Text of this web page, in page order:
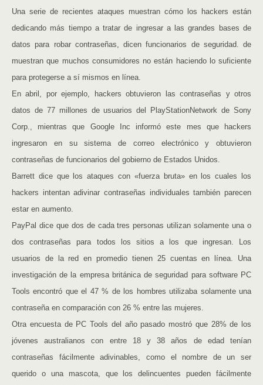
Una serie de recientes ataques muestran cómo los hackers están
dedicando más tiempo a tratar de ingresar a las grandes bases de
datos para robar contraseñas, dicen funcionarios de seguridad. de
muestran que muchos consumidores no están haciendo lo suficiente
para protegerse a sí mismos en línea.
En abril, por ejemplo, hackers obtuvieron las contraseñas y otros
datos de 77 millones de usuarios del PlayStationNetwork de Sony
Corp., mientras que Google Inc informó este mes que hackers
ingresaron en su sistema de correo electrónico y obtuvieron
contraseñas de funcionarios del gobierno de Estados Unidos.
Barrett dice que los ataques con «fuerza bruta» en los cuales los
hackers intentan adivinar contraseñas individuales también parecen
estar en aumento.
PayPal dice que dos de cada tres personas utilizan solamente una o
dos contraseñas para todos los sitios a los que ingresan. Los
usuarios de la red en promedio tienen 25 cuentas en línea. Una
investigación de la empresa británica de seguridad para software PC
Tools encontró que el 47 % de los hombres utilizaba solamente una
contraseña en comparación con 26 % entre las mujeres.
Otra encuesta de PC Tools del año pasado mostró que 28% de los
jóvenes australianos con entre 18 y 38 años de edad tenían
contraseñas fácilmente adivinables, como el nombre de un ser
querido o una mascota, que los delincuentes pueden fácilmente